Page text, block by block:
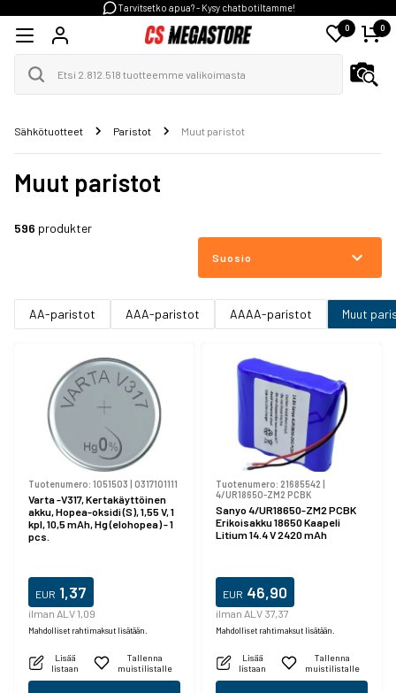
Tarvitsetko apua? - Kysy chatbotiltamme!
0 0
Sähkötuotteet Paristot Muut paristot
Muut paristot
596 produkter
Suosio
AA-paristot AAA-paristot AAAA-paristot Muut
Tuotenumero: 1051503 | 0317101111
Varta -V317, Kertakäyttöinen
akku, Hopea-oksidi (S), 1,55 V, 1
kpl, 10,5 mAh, Hg (elohopea) - 1
pcs.
EUR 1,37
ilman ALV 1,09
Mahdolliset rahtimaksut lisätään.
Lisää
listaan
Tallenna
muistilistalle
Tuotenumero: 21685542 |
4/UR18650-ZM2 PCBK
Sanyo 4/UR18650-ZM2 PCBK
Erikoisakku 18650 Kaapeli
Litium 14.4 V 2420 mAh
EUR 46,90
ilman ALV 37,37
Mahdolliset rahtimaksut lisätään.
Lisää
listaan
Tallenna
muistilistalle